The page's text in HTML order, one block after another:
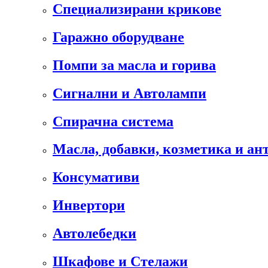
Специализирани крикове
Гаражно оборудване
Помпи за масла и горива
Сигнални и Автолампи
Спирачна система
Масла, добавки, козметика и
Консумативи
Инвертори
Автолебедки
Шкафове и Стелажи